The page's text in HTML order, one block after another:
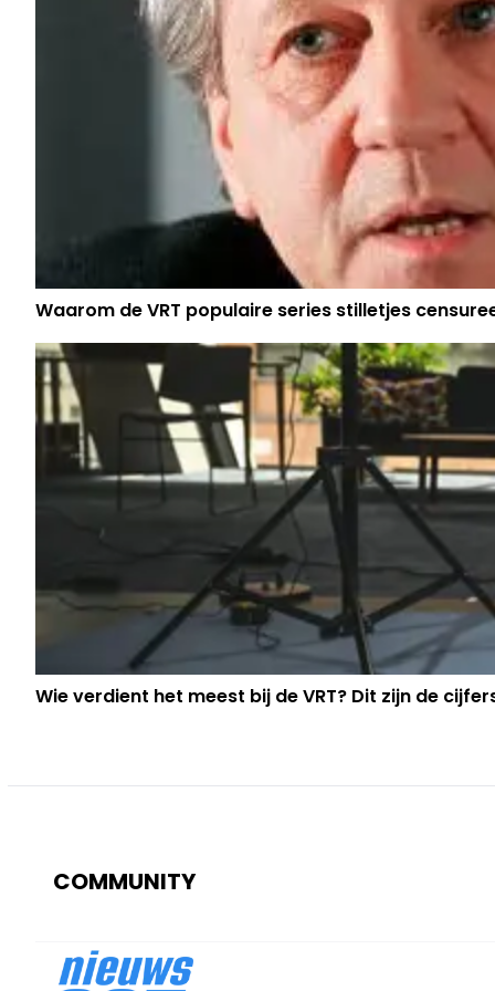
Waarom de VRT populaire series stilletjes
Wie verdient het meest bij de VRT? Dit zijn de
COMMUNITY